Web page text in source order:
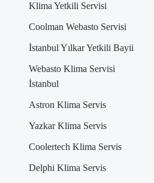
Klima Yetkili Servisi
Coolman Webasto Servisi
İstanbul Yılkar Yetkili Bayii
Webasto Klima Servisi
İstanbul
Astron Klima Servis
Yazkar Klima Servis
Coolertech Klima Servis
Delphi Klima Servis